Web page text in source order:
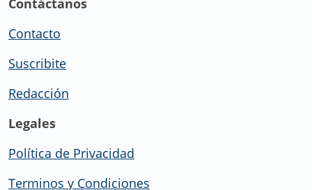
Contáctanos
Contacto
Suscribite
Redacción
Legales
Política de Privacidad
Terminos y Condiciones